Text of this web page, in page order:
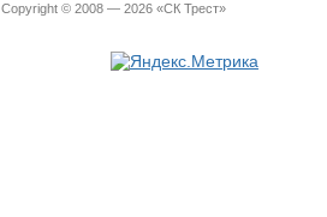
Copyright © 2008 — 2026 «СК Трест»